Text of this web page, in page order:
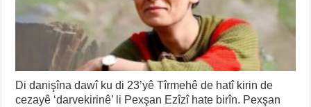
Di danişîna dawî ku di 23’yê Tîrmehê de hatî kirin de
cezayê ‘darvekirinê’ li Pexşan Ezîzî hate birîn. Pexşan